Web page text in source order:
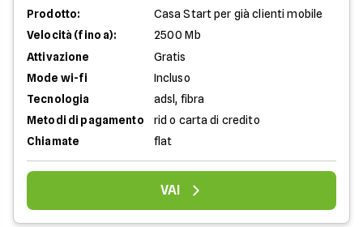
Prodotto:
Casa Start per già clienti mobile
Velocità (fino a):
2500 Mb
Attivazione
Gratis
Mode wi-fi
Incluso
Tecnologia
adsl, fibra
Metodi di pagamento
rid o carta di credito
Chiamate
flat
VAI